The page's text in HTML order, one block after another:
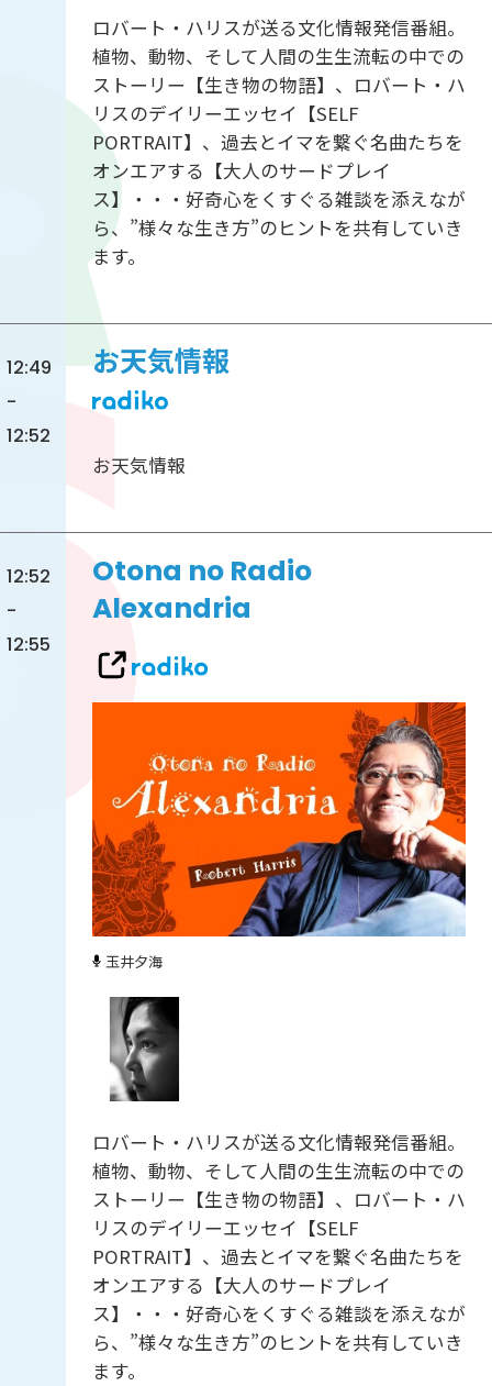
ロバート・ハリスが送る文化情報発信番組。
植物、動物、そして人間の生生流転の中での
ストーリー【生き物の物語】、ロバート・ハ
リスのデイリーエッセイ【SELF
PORTRAIT】、過去とイマを繋ぐ名曲たちを
オンエアする【大人のサードプレイ
ス】・・・好奇心をくすぐる雑談を添えなが
ら、”様々な生き方”のヒントを共有していき
ます。
12:49
-
12:52
お天気情報
お天気情報
12:52
-
12:55
Otona no Radio
Alexandria
玉井夕海
ロバート・ハリスが送る文化情報発信番組。
植物、動物、そして人間の生生流転の中での
ストーリー【生き物の物語】、ロバート・ハ
リスのデイリーエッセイ【SELF
PORTRAIT】、過去とイマを繋ぐ名曲たちを
オンエアする【大人のサードプレイ
ス】・・・好奇心をくすぐる雑談を添えなが
ら、”様々な生き方”のヒントを共有していき
ます。